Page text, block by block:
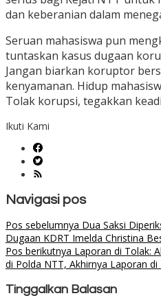
dan keberanian dalam
Seruan mahasiswa pun
tuntaskan kasus dugaan
Jangan biarkan koruptor
kenyamanan. Hidup
Tolak korupsi, tegakkan
Ikuti Kami
Navigasi pos
Pos sebelumnya Dua Saksi
Dugaan KDRT Imelda Christina
Pos berikutnya Laporan di Tolak:
di Polda NTT, Akhirnya Laporan di
Tinggalkan Balasan